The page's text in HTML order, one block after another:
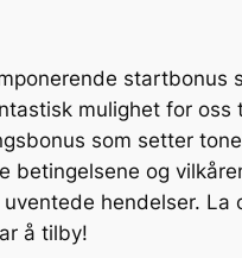
startbonus
mulighet for
som setter
og
hendelser. La
å tilby!